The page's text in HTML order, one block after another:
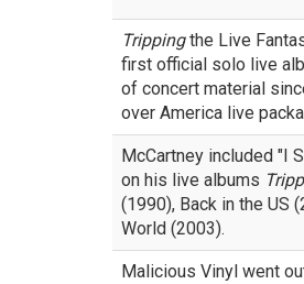
Trippingthe Live
first official solo live
of concert material
over America live
McCartney included "I
on his live albums
(1990), Back in the US
World (2003).
Malicious Vinyl went